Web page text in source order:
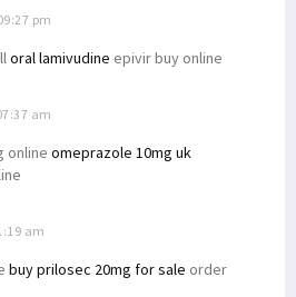
pm
oral lamivudine epivir buy online
am
online omeprazole 10mg uk
am
buy prilosec 20mg for sale order